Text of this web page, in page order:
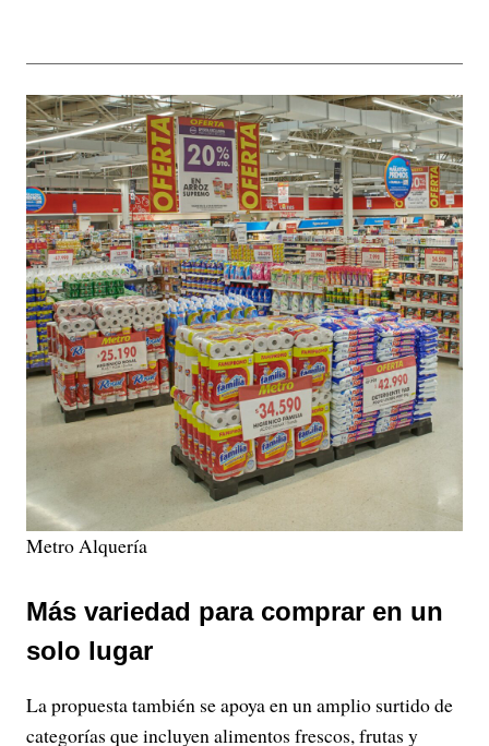
Metro Alquería
Más variedad para comprar en un
solo lugar
La propuesta también se apoya en un amplio surtido de
categorías que incluyen alimentos frescos, frutas y